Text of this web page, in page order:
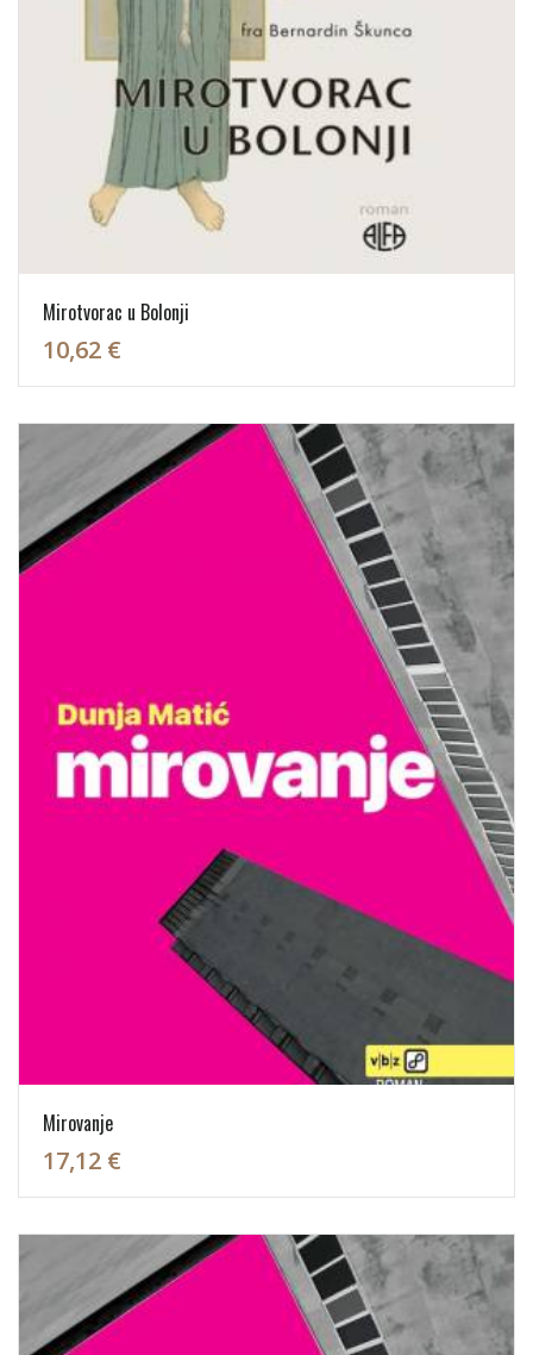
Mirotvorac u Bolonji
10,62 €
Mirovanje
17,12 €